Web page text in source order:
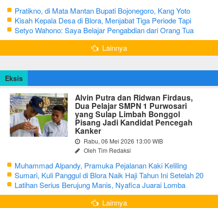
Pratikno, di Mata Mantan Bupati Bojonegoro, Kang Yoto
Kisah Kepala Desa di Blora, Menjabat Tiga Periode Tapi
Masih Hidup Sederhana
Setyo Wahono: Saya Belajar Pengabdian dari Orang Tua
Lainnya
Eksis
Alvin Putra dan Ridwan Firdaus,
Dua Pelajar SMPN 1 Purwosari
yang Sulap Limbah Bonggol
Pisang Jadi Kandidat Pencegah
Kanker
Rabu, 06 Mei 2026 13:00 WIB
Oleh Tim Redaksi
Muhammad Alpandy, Pramuka Pejalanan Kaki Keliling
Nusantara dengan Misi Literasi Budaya
Sumari, Kuli Panggul di Blora Naik Haji Tahun Ini Setelah 20
Tahun Sisihkan Uang Receh
Latihan Serius Berujung Manis, Nyafica Juarai Lomba
Bertutur tentang Nilai Hidup Orang Samin
Lainnya